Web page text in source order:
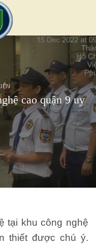
cao quận 9 uy
khu công nghệ
thiết được chú ý.